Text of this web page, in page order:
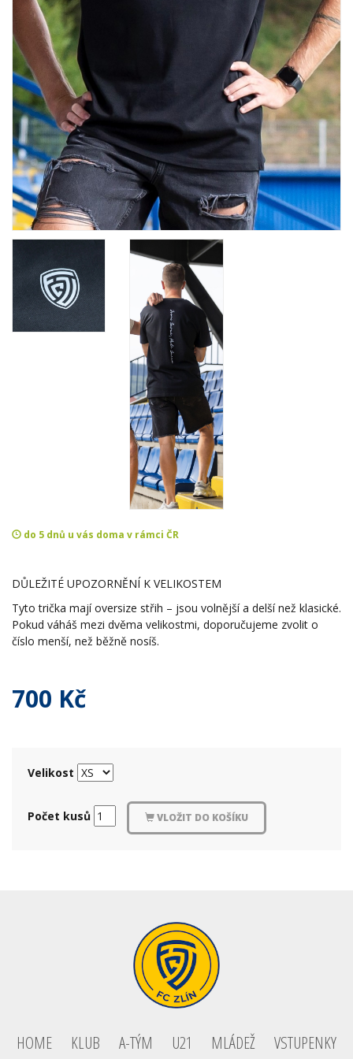
do 5 dnů u vás doma v rámci ČR
DŮLEŽITÉ UPOZORNĚNÍ K VELIKOSTEM
Tyto trička mají oversize střih – jsou volnější a delší než klasické.
Pokud váháš mezi dvěma velikostmi, doporučujeme zvolit o
číslo menší, než běžně nosíš.
700 Kč
Velikost
Počet kusů VLOŽIT DO KOŠÍKU
HOME KLUB A-TÝM U21 MLÁDEŽ VSTUPENKY